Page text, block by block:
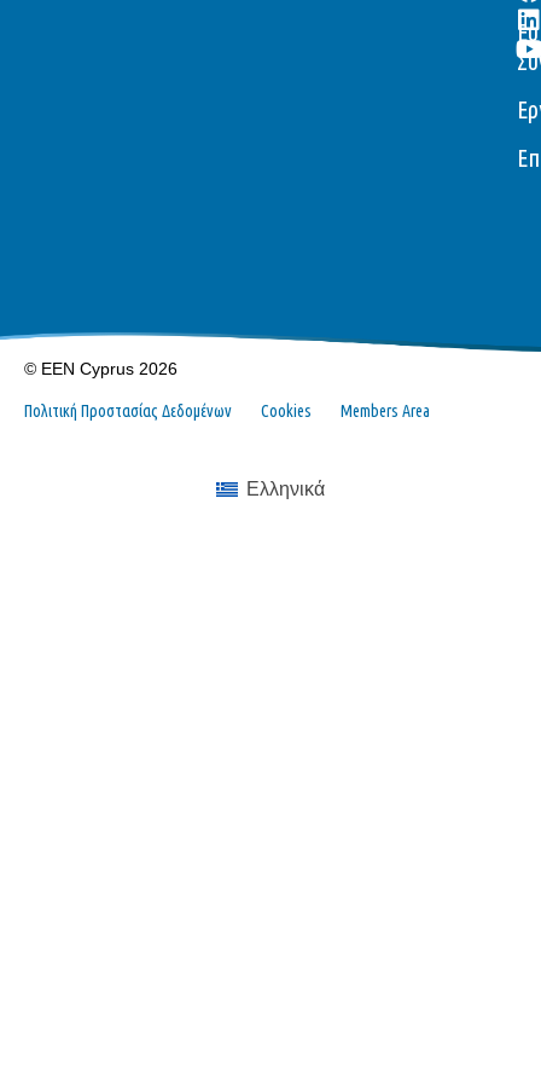
© EEN Cyprus 2026
Πολιτική Προστασίας Δεδομένων Cookies Members Area
Ελληνικά